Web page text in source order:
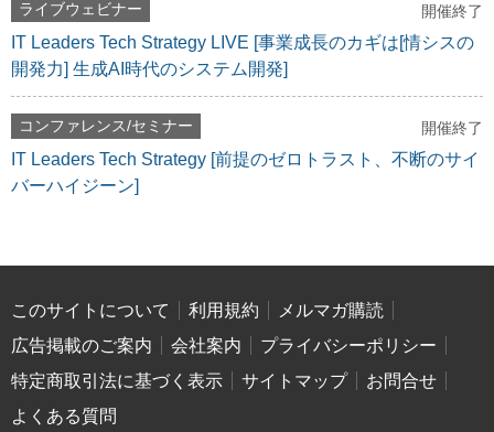
ライブウェビナー 開催終了
IT Leaders Tech Strategy LIVE [事業成長のカギは[情シスの
開発力] 生成AI時代のシステム開発]
コンファレンス/セミナー 開催終了
IT Leaders Tech Strategy [前提のゼロトラスト、不断のサイ
バーハイジーン]
このサイトについて 利用規約
メルマガ購読
広告掲載のご案内
会社案内
プライバシーポリシー
特定商取引法に基づく表示
サイトマップ
お問合せ
よくある質問